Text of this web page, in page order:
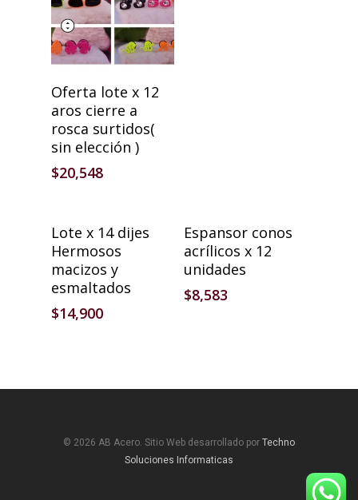
Añadir Al Carrito
Oferta lote x 12
aros cierre a
rosca surtidos(
sin elección )
$20,548
Añadir Al Carrito
Lote x 14 dijes
Hermosos
macizos y
esmaltados
$14,900
Espansor conos
acrílicos x 12
unidades
$8,583
© 2026 AB Acero. Sitio Web desarrollado por Techno
Soluciones Informaticas